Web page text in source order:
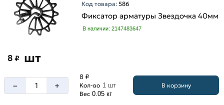
Код товара:586
Фиксатор арматуры Звездочка 40мм
В наличии: 2147483647
8 ₽ шт
– +
8 ₽
Кол-во 1 шт
Вес 0.05 кг
В корзину